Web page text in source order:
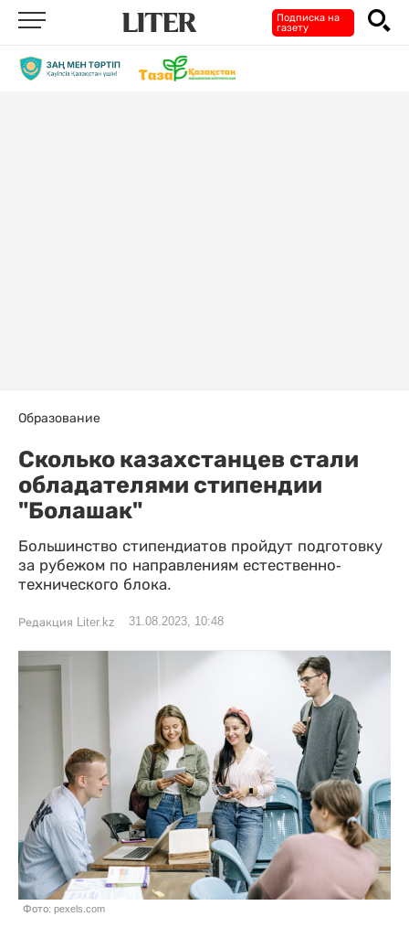
Подписка на
газету
Образование
Сколько казахстанцев стали
обладателями стипендии
"Болашак"
Большинство стипендиатов пройдут подготовку
за рубежом по направлениям естественно-
технического блока.
Редакция Liter.kz 31.08.2023, 10:48
Фото: pexels.com